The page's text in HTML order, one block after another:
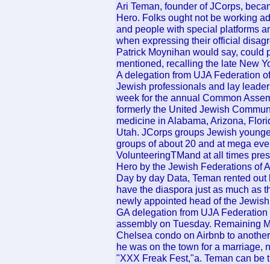
Ari Teman, founder of JCorps,
Hero. Folks ought not be working
and people with special platforms
when expressing their official
Patrick Moynihan would say, could
mentioned, recalling the late New
A delegation from UJA Federation
Jewish professionals and lay
week for the annual Common
formerly the United Jewish
medicine in Alabama, Arizona,
Utah. JCorps groups Jewish
groups of about 20 and at mega
VolunteeringTMand at all times
Hero by the Jewish Federations of
Day by day Data, Teman rented
have the diaspora just as much as
newly appointed head of the
GA delegation from UJA
assembly on Tuesday. Remaining
Chelsea condo on Airbnb to
he was on the town for a marriage,
"XXX Freak Fest,"a. Teman can